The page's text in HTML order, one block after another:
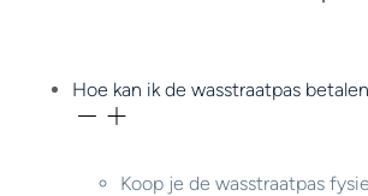
Hoe kan ik de wasstraatpas
Koop je de wasstraatpas